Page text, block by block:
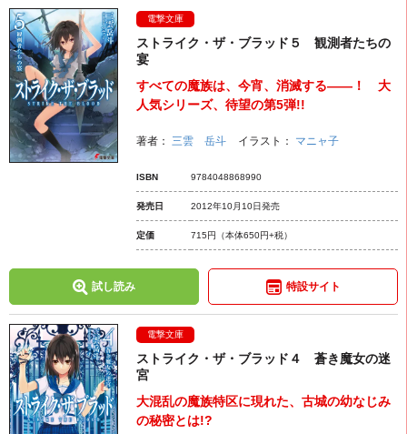
電撃文庫
ストライク・ザ・ブラッド５ 観測者たちの
宴
すべての魔族は、今宵、消滅する――！ 大
人気シリーズ、待望の第5弾!!
著者： 三雲 岳斗 イラスト： マニャ子
ISBN 9784048868990
発売日 2012年10月10日発売
定価 715円 （本体650円+税）
試し読み 特設サイト
電撃文庫
ストライク・ザ・ブラッド４ 蒼き魔女の迷
宮
大混乱の魔族特区に現れた、古城の幼なじみ
の秘密とは!?